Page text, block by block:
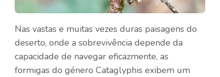
Nas vastas e muitas vezes duras paisagens do
deserto, onde a sobrevivência depende da
capacidade de navegar eficazmente, as
formigas do género Cataglyphis exibem um